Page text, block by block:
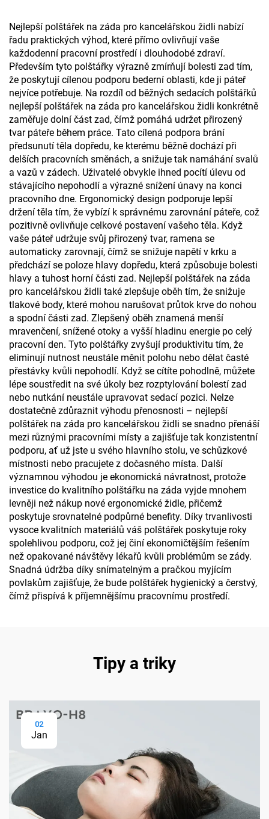
Nejlepší polštářek na záda pro kancelářskou židli nabízí
řadu praktických výhod, které přímo ovlivňují vaše
každodenní pracovní prostředí i dlouhodobé zdraví.
Především tyto polštářky výrazně zmírňují bolesti zad tím,
že poskytují cílenou podporu bederní oblasti, kde ji páteř
nejvíce potřebuje. Na rozdíl od běžných sedacích polštářků
nejlepší polštářek na záda pro kancelářskou židli konkrétně
zaměřuje dolní část zad, čímž pomáhá udržet přirozený
tvar páteře během práce. Tato cílená podpora brání
předsunutí těla dopředu, ke kterému běžně dochází při
delších pracovních směnách, a snižuje tak namáhání svalů
a vazů v zádech. Uživatelé obvykle ihned pocítí úlevu od
stávajícího nepohodlí a výrazné snížení únavy na konci
pracovního dne. Ergonomický design podporuje lepší
držení těla tím, že vybízí k správnému zarovnání páteře, což
pozitivně ovlivňuje celkové postavení vašeho těla. Když
vaše páteř udržuje svůj přirozený tvar, ramena se
automaticky zarovnají, čímž se snižuje napětí v krku a
předchází se poloze hlavy dopředu, která způsobuje bolesti
hlavy a tuhost horní části zad. Nejlepší polštářek na záda
pro kancelářskou židli také zlepšuje oběh tím, že snižuje
tlakové body, které mohou narušovat průtok krve do nohou
a spodní části zad. Zlepšený oběh znamená menší
mravenčení, snížené otoky a vyšší hladinu energie po celý
pracovní den. Tyto polštářky zvyšují produktivitu tím, že
eliminují nutnost neustále měnit polohu nebo dělat časté
přestávky kvůli nepohodlí. Když se cítíte pohodlně, můžete
lépe soustředit na své úkoly bez rozptylování bolestí zad
nebo nutkání neustále upravovat sedací pozici. Nelze
dostatečně zdůraznit výhodu přenosnosti – nejlepší
polštářek na záda pro kancelářskou židli se snadno přenáší
mezi různými pracovními místy a zajišťuje tak konzistentní
podporu, ať už jste u svého hlavního stolu, ve schůzkové
místnosti nebo pracujete z dočasného místa. Další
významnou výhodou je ekonomická návratnost, protože
investice do kvalitního polštářku na záda vyjde mnohem
levněji než nákup nové ergonomické židle, přičemž
poskytuje srovnatelné podpůrné benefity. Díky trvanlivosti
vysoce kvalitních materiálů váš polštářek poskytuje roky
spolehlivou podporu, což jej činí ekonomičtějším řešením
než opakované návštěvy lékařů kvůli problémům se zády.
Snadná údržba díky snímatelným a pračkou myjícím
povlakům zajišťuje, že bude polštářek hygienický a čerstvý,
čímž přispívá k příjemnějšímu pracovnímu prostředí.
Tipy a triky
02
Jan